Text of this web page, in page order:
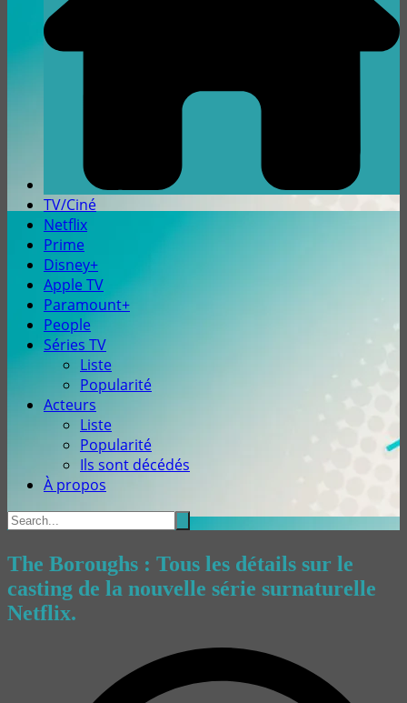
TV/Ciné
Netflix
Prime
Disney+
Apple TV
Paramount+
People
Séries TV
Liste
Popularité
Acteurs
Liste
Popularité
Ils sont décédés
À propos
The Boroughs : Tous les détails sur le
casting de la nouvelle série surnaturelle
Netflix.